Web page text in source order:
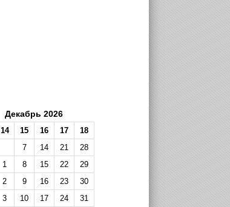
Декабрь 2026
14 15 16 17
18
7 14 21
28
1 8 15 22
29
2 9 16 23
30
3 10 17 24
31